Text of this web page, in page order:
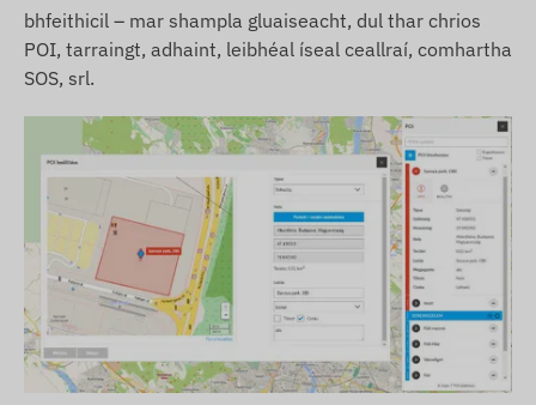
bhfeithicil – mar shampla gluaiseacht, dul thar chrios
POI, tarraingt, adhaint, leibhéal íseal ceallraí, comhartha
SOS, srl.